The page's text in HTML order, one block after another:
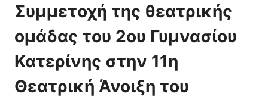
Συμμετοχή της θεατρικής
ομάδας του 2ου Γυμνασίου
Κατερίνης στην 11η
Θεατρική Άνοιξη του